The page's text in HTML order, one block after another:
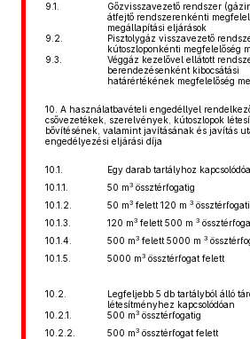
9.1.
Gőzvisszavezető rendszer
átfejtő rendszerenkénti
megállapítási eljárások
9.2.
Pisztolygáz visszavezető
kútoszloponkénti megfelelőség
9.3.
Véggáz kezelővel ellátott
berendezésenként kibocsátási
határértékének megfelelőség
10. A használatbavételi engedéllyel
csővezetékek, szerelvények, kútoszlopok
bővítésének, valamint javításának és javítás
engedélyezési eljárási díja
10.1.
Egy darab tartályhoz
10.1.1.
50 m3össztérfogatig
10.1.2.
50 m3felett 120 m 3
10.1.3.
120 m3felett 500 m 3
10.1.4.
500 m3felett 5000 m 3
10.1.5.
5000 m3össztérfogat felett
10.2.
Legfeljebb 5 db tartályból álló
létesítményhez kapcsolódóan
10.2.1.
500 m3össztérfogatig
10.2.2.
500 m3össztérfogat felett